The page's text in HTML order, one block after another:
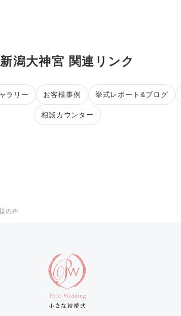
新潟大神宮 関連リンク
ラリー お客様事例 挙式レポート&ブログ
相談カウンター
の声